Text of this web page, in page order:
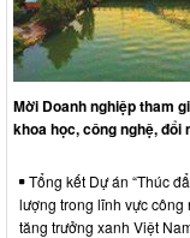
Mời Doanh nghiệp tham
khoa học, công nghệ,
Tổng kết Dự án “Thúc
lượng trong lĩnh vực công
tăng trưởng xanh Việt